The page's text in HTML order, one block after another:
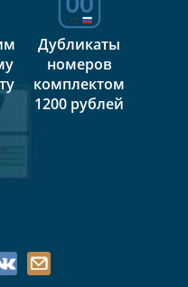
Дубликаты
номеров
комплектом
1200 рублей